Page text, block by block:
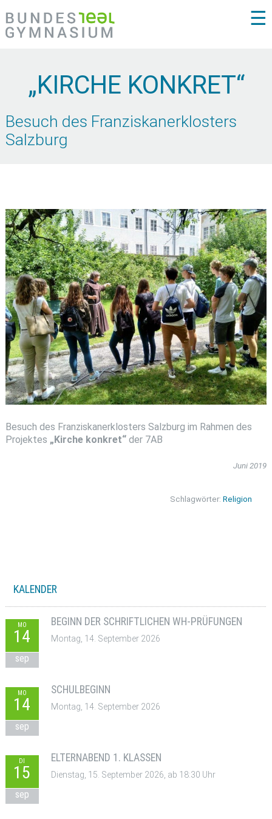
☰
„KIRCHE KONKRET“
Besuch des Franziskanerklosters
Salzburg
Besuch des Franziskanerklosters Salzburg im Rahmen des
Projektes „Kirche konkret“der 7AB
Juni 2019
Schlagwörter:Religion
KALENDER
MO
14
sep
BEGINN DER SCHRIFTLICHEN WH-PRÜFUNGEN
Montag, 14. September 2026
MO
14
sep
SCHULBEGINN
Montag, 14. September 2026
DI
15
sep
ELTERNABEND 1. KLASSEN
Dienstag, 15. September 2026, ab 18:30 Uhr